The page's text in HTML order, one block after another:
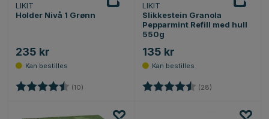
LIKIT
Holder Nivå 1 Grønn
235 kr
Karakter: (10)
LIKIT
Slikkestein Granola
Pepparmint Refill med hull
550g
135 kr
Karakter: (28)